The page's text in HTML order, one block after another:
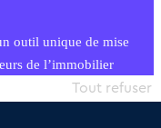
outil unique de mise
de l’immobilier
simple et intégrant
Tout refuser